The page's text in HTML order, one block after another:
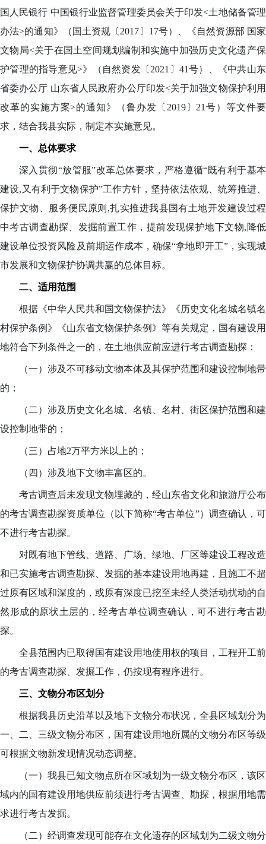
国人民银行 中国银行业监督管理委员会关于印发<土地储备管理
办法>的通知》（国土资规〔2017〕17号）、《自然资源部 国家
文物局<关于在国土空间规划编制和实施中加强历史文化遗产保
护管理的指导意见>》（自然资发〔2021〕41号）、《中共山东
省委办公厅 山东省人民政府办公厅印发<关于加强文物保护利用
改革的实施方案>的通知》（鲁办发〔2019〕21号）等文件要
求，结合我县实际，制定本实施意见。
一、总体要求
深入贯彻“放管服”改革总体要求，严格遵循“既有利于基本
建设,又有利于文物保护”工作方针，坚持依法依规、统筹推进、
保护文物、服务便民原则 ,扎实推进我县国有土地开发建设过程
中考古调查勘探、发掘前置工作，提前发现保护地下文物,降低
建设单位投资风险及前期运作成本，确保“拿地即开工”，实现城
市发展和文物保护协调共赢的总体目标。
二、适用范围
根据《中华人民共和国文物保护法》《历史文化名城名镇名
村保护条例》《山东省文物保护条例》等有关规定，国有建设用
地符合下列条件之一的，在土地供应前应进行考古调查勘探：
（一）涉及不可移动文物本体及其保护范围和建设控制地带
的；
（二）涉及历史文化名城、名镇、名村、街区保护范围和建
设控制地带的；
（三）占地2万平方米以上的；
（四）涉及地下文物丰富区的。
考古调查后未发现文物埋藏的，经山东省文化和旅游厅公布
的考古调查勘探资质单位（以下简称“考古单位”）调查确认，可
不进行考古勘探。
对既有地下管线、道路、广场、绿地、厂区等建设工程改造
和已实施考古调查勘探、发掘的基本建设用地再建，且施工不超
过原有区域和深度的，或原有深度已挖至未经人类活动扰动的自
然形成的原状土层的，经考古单位调查确认，可不进行考古勘
探。
全县范围内已取得国有建设用地使用权的项目，工程开工前
的考古调查勘探、发掘工作，仍按现有程序进行。
三、文物分布区划分
根据我县历史沿革以及地下文物分布状况，全县区域划分为
一、二、三级文物分布区，国有建设用地所属的文物分布区等级
可根据文物新发现情况动态调整。
（一）我县已知文物点所在区域划为一级文物分布区，该区
域内的国有建设用地供应前须进行考古调查、勘探，根据用地需
求进行考古发掘。
（二）经调查发现可能存在文化遗存的区域划为二级文物分